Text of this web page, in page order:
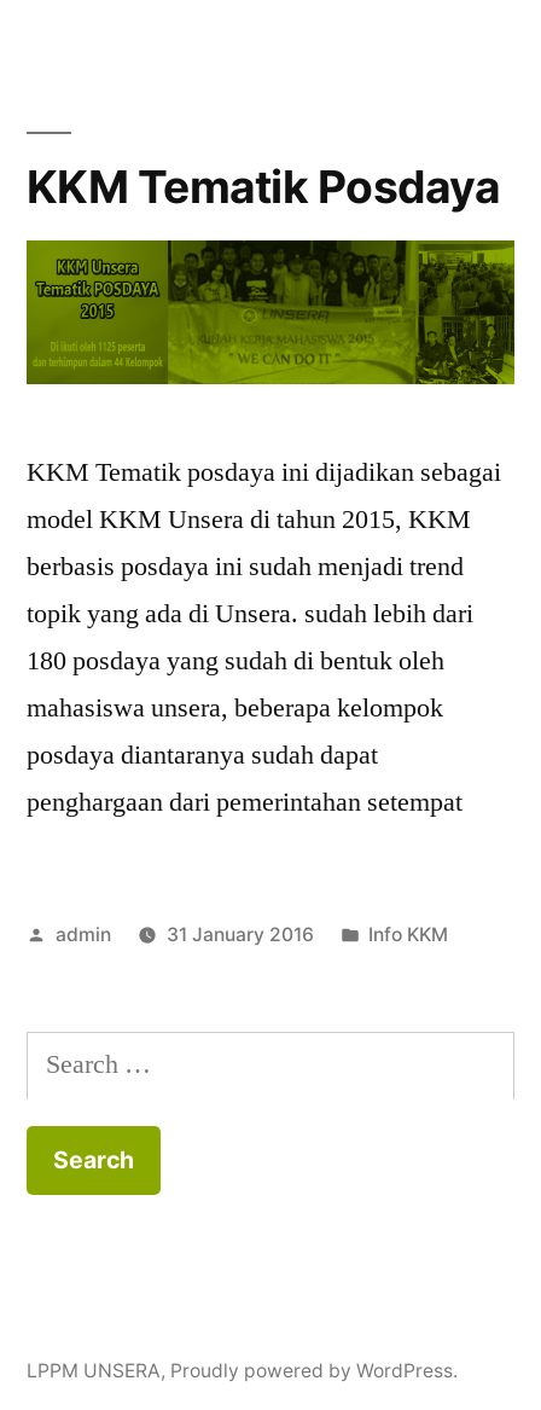
KKM Tematik Posdaya
KKM Tematik posdaya ini dijadikan sebagai
model KKM Unsera di tahun 2015, KKM
berbasis posdaya ini sudah menjadi trend
topik yang ada di Unsera. sudah lebih dari
180 posdaya yang sudah di bentuk oleh
mahasiswa unsera, beberapa kelompok
posdaya diantaranya sudah dapat
penghargaan dari pemerintahan setempat
Posted
admin 31 January 2016
Posted
Info KKM
Search
for:
LPPM UNSERA, Proudly powered by WordPress.